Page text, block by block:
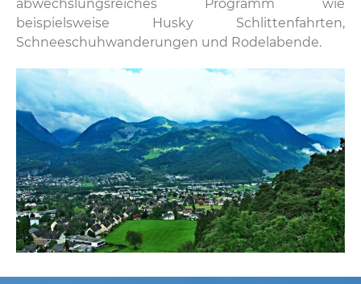
abwechslungsreiches Programm wie
beispielsweise Husky Schlittenfahrten,
Schneeschuhwanderungen und Rodelabende.